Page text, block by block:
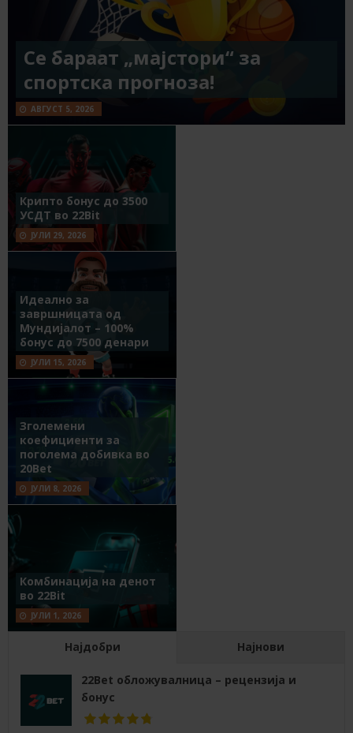
Се бараат „мајстори“ за
спортска прогноза!
АВГУСТ 5, 2026
Крипто бонус до 3500
УСДТ во 22Bit
ЈУЛИ 29, 2026
Идеално за
завршницата од
Мундијалот – 100%
бонус до 7500 денари
ЈУЛИ 15, 2026
Зголемени
коефициенти за
поголема добивка во
20Bet
ЈУЛИ 8, 2026
Комбинација на денот
во 22Bit
ЈУЛИ 1, 2026
Најдобри Најнови
22Bet обложувалница – рецензија и
бонус